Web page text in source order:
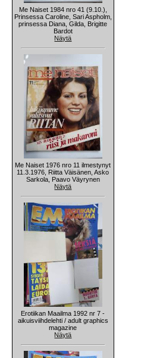
Me Naiset 1984 nro 41 (9.10.),
Prinsessa Caroline, Sari Aspholm,
prinsessa Diana, Gilda, Brigitte
Bardot
Näytä
Me Naiset 1976 nro 11 ilmestynyt
11.3.1976, Riitta Väisänen, Asko
Sarkola, Paavo Väyrynen
Näytä
Erotiikan Maailma 1992 nr 7 -
aikuisviihdelehti / adult graphics
magazine
Näytä